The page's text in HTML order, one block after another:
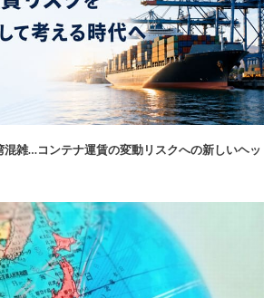
混雑…コンテナ運賃の変動リスクへの新しいヘッ